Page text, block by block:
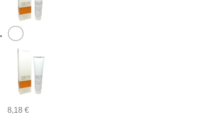
8,18 €